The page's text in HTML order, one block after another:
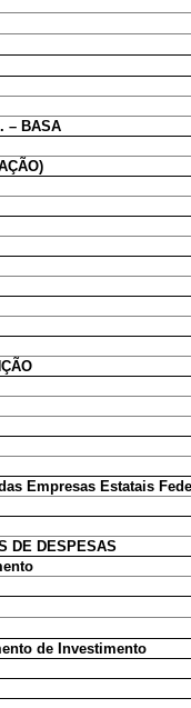
– BASA
Empresas Estatais
DE DESPESAS
de Investimento